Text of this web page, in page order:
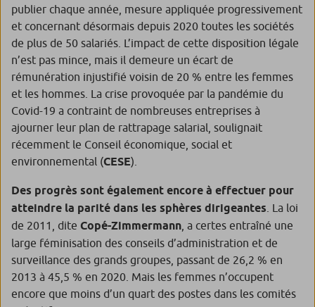
publier chaque année, mesure appliquée progressivement
et concernant désormais depuis 2020 toutes les sociétés
de plus de 50 salariés. L’impact de cette disposition légale
n’est pas mince, mais il demeure un écart de
rémunération injustifié voisin de 20 % entre les femmes
et les hommes. La crise provoquée par la pandémie du
Covid-19 a contraint de nombreuses entreprises à
ajourner leur plan de rattrapage salarial, soulignait
récemment le Conseil économique, social et
environnemental (CESE).
Des progrès sont également encore à effectuer pour
atteindre la parité dans les sphères dirigeantes . La loi
de 2011, dite Copé-Zimmermann , a certes entraîné une
large féminisation des conseils d’administration et de
surveillance des grands groupes, passant de 26,2 % en
2013 à 45,5 % en 2020. Mais les femmes n’occupent
encore que moins d’un quart des postes dans les comités